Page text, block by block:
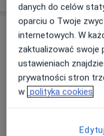
Akceptowane
Ubezpieczenia są
lokalizacji i usługi.
PZU Zdrowie
danych do celów
oparciu o Twoje
internetowych. W
zaktualizować swoje
ustawieniach
prywatności stron
w polityka cookies